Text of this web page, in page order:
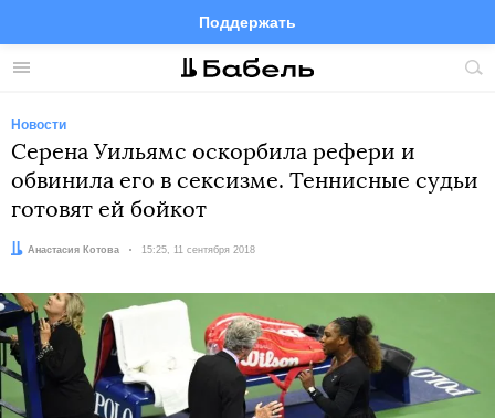
Меню
Поддержать
FacebookTelegramTwitter
Новости
Серена Уильямс оскорбила рефери и
обвинила его в сексизме. Теннисные судьи
готовят ей бойкот
Автор:
Анастасия Котова Дата:
15:25, 11 сентября 2018